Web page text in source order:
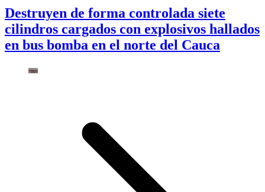
Destruyen de forma controlada siete
cilindros cargados con explosivos hallados
en bus bomba en el norte del Cauca